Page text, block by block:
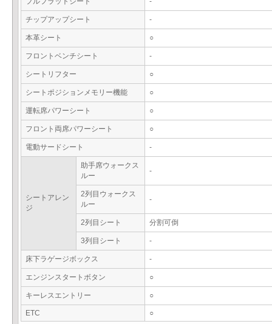
チップアップシート -
本革シート ○
フロントベンチシート -
シートリフター ○
シートポジションメモリー機能 ○
運転席パワーシート ○
フロント両席パワーシート ○
電動サードシート -
シートアレン
ジ
助手席ウォークス
ルー
-
2列目ウォークス
ルー
-
2列目シート 分割可倒
3列目シート -
床下ラゲージボックス -
エンジンスタートボタン ○
キーレスエントリー ○
ETC ○